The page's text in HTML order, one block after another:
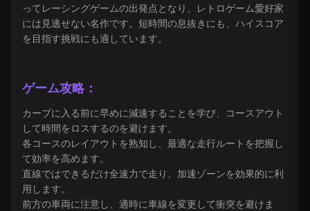
ってレーシングゲームの出発点となり、レトロゲーム愛好家
には見逃せない名作です。短時間の息抜きにも、ハイスコア
を目指す挑戦にも適しています。
ゲーム攻略：
カーブに入る前に早めに減速することを学び、コースアウト
して時間をロスするのを避けます。
各コースのレイアウトを熟知し、最適な走行ルートを把握し
て効率を高めます。
直線ではできるだけ全速力で走り、加速ゾーンを効果的に利
用します。
前方の車両に注意し、適時に車線を変更して衝突を避けま